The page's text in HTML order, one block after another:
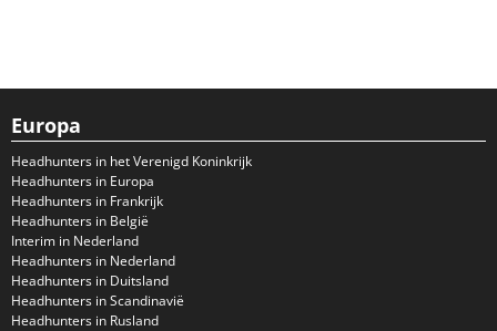
Europa
Headhunters in het Verenigd Koninkrijk
Headhunters in Europa
Headhunters in Frankrijk
Headhunters in België
Interim in Nederland
Headhunters in Nederland
Headhunters in Duitsland
Headhunters in Scandinavië
Headhunters in Rusland